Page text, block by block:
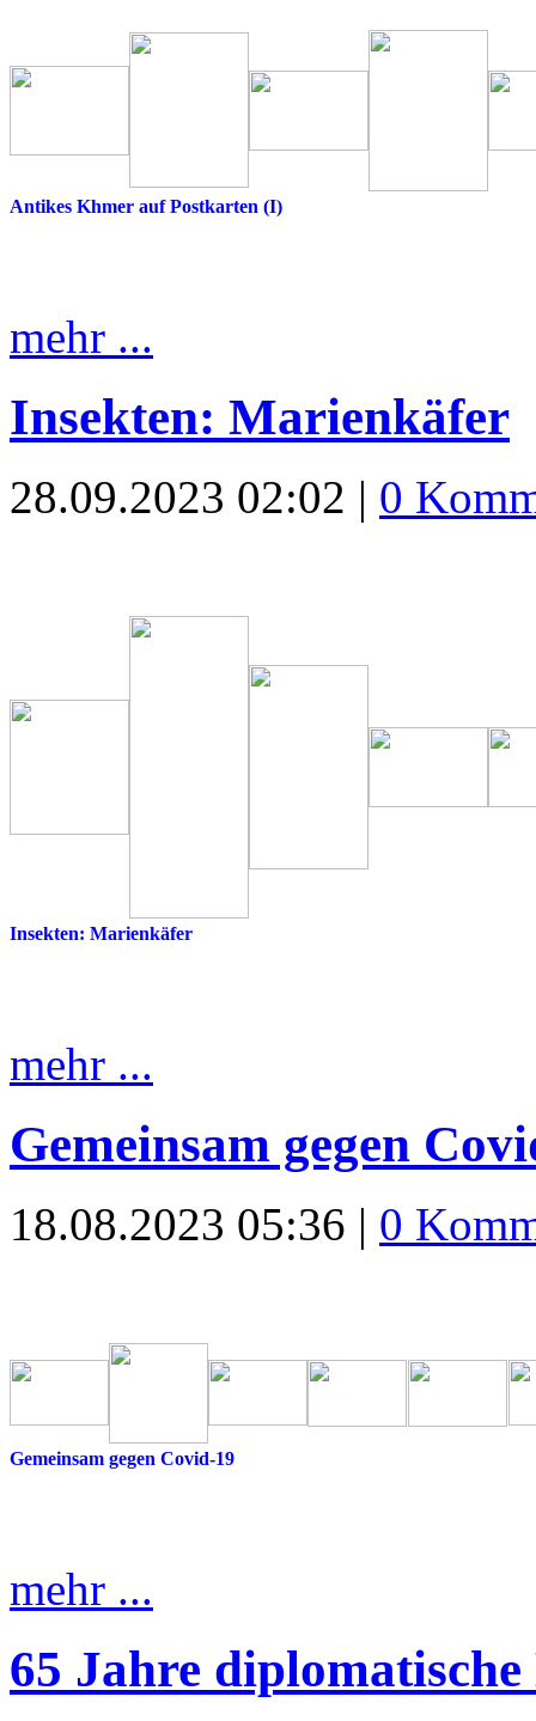
Antikes Khmer auf Postkarten (I)
mehr ...
Insekten: Marienkäfer
28.09.2023 02:02 | 0
Insekten: Marienkäfer
mehr ...
Gemeinsam gegen
18.08.2023 05:36 | 0
Gemeinsam gegen Covid-19
mehr ...
65 Jahre